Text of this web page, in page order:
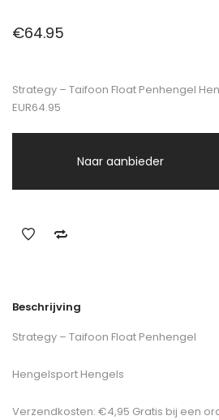
€64.95
Strategy – Taifoon Float Penhengel
EUR64.95
Naar aanbieder
Beschrijving
Strategy – Taifoon Float Penhengel
Hengelsport Hengels
Verzendkosten: €4,95 Gratis bij een